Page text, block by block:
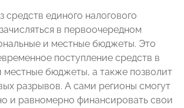
единого налогового
в первоочередном
и местные бюджеты. Это
поступление средств в
местные бюджеты, а также позволит
разрывов. А сами регионы смогут
и равномерно финансировать свои